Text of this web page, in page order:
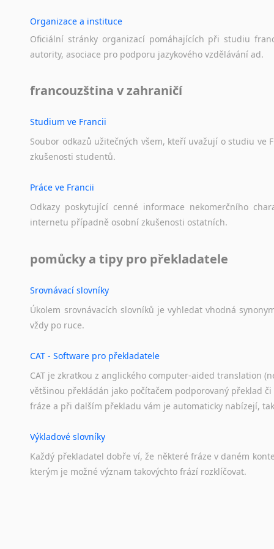
Organizace a instituce
Oficiální stránky organizací pomáhajících při studiu
autority, asociace pro podporu jazykového vzdělávání ad.
francouzština v zahraničí
Studium ve Francii
Soubor odkazů užitečných všem, kteří uvažují o studiu ve
zkušenosti studentů.
Práce ve Francii
Odkazy poskytující cenné informace nekomerčního
internetu případně osobní zkušenosti ostatních.
pomůcky a tipy pro překladatele
Srovnávací slovníky
Úkolem srovnávacích slovníků je vyhledat vhodná
vždy po ruce.
CAT - Software pro překladatele
CAT je zkratkou z anglického computer-aided translation
většinou překládán jako počítačem podporovaný překlad
fráze a při dalším překladu vám je automaticky nabízejí,
Výkladové slovníky
Každý překladatel dobře ví, že některé fráze v daném
kterým je možné význam takovýchto frází rozklíčovat.